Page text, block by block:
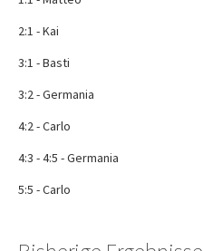
2:1 - Kai
3:1 - Basti
3:2 - Germania
4:2 - Carlo
4:3 - 4:5 - Germania
5:5 - Carlo